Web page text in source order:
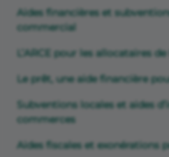
Aides financières et
commercial
L’ARCE pour les allocataires
Le prêt, une aide financière
Subventions locales et aides
commerces
Aides fiscales et exonérations